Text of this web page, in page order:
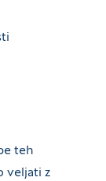
teh
veljati z